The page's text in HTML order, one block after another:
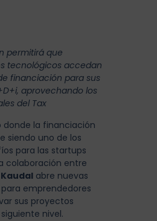
permitirá que
tecnológicos accedan
financiación para sus
aprovechando los
del Tax
donde la financiación
siendo uno de los
para las startups
colaboración entre
Kaudal abre nuevas
emprendedores
sus proyectos
nivel.